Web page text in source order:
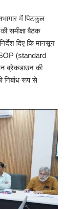
में पिटकुल
समीक्षा बैठक
दिए कि मानसून
(standard
ब्रेकडाउन की
निर्बाध रूप से